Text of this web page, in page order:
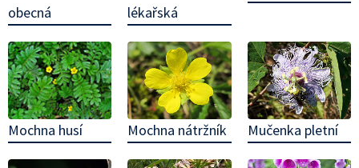
obecná
lékařská
Mochna husí Mochna nátržník Mučenka pletní